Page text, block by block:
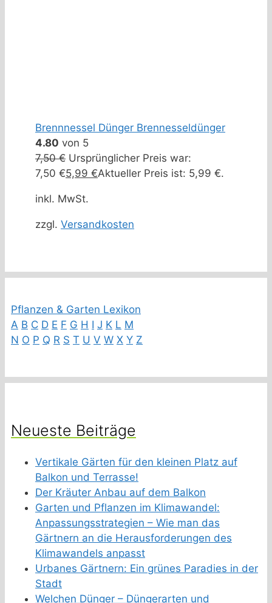
Brennnessel Dünger Brennesseldünger
4.80 von 5
7,50€ Ursprünglicher Preis war:
7,50 €5,99 €Aktueller Preis ist: 5,99 €.
inkl. MwSt.
zzgl. Versandkosten
Pflanzen & Garten Lexikon
A B C D E F G H I J K L M
N O P Q R S T U V W X Y Z
Neueste Beiträge
Vertikale Gärten für den kleinen Platz auf
Balkon und Terrasse!
Der Kräuter Anbau auf dem Balkon
Garten und Pflanzen im Klimawandel:
Anpassungsstrategien – Wie man das
Gärtnern an die Herausforderungen des
Klimawandels anpasst
Urbanes Gärtnern: Ein grünes Paradies in der
Stadt
Welchen Dünger – Düngerarten und